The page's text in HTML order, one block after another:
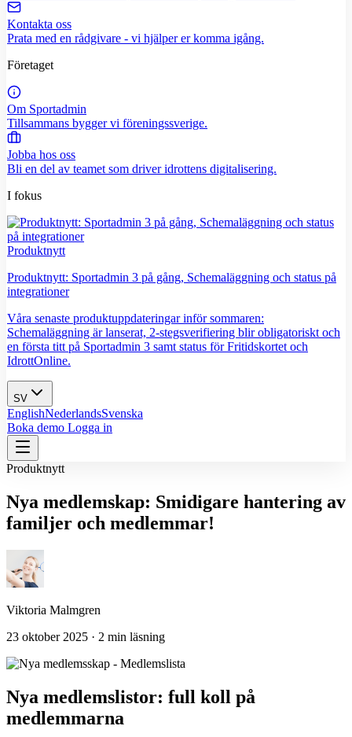
Kontakta oss
Prata med en rådgivare - vi hjälper er komma igång.
Företaget
Om Sportadmin
Tillsammans bygger vi föreningssverige.
Jobba hos oss
Bli en del av teamet som driver idrottens digitalisering.
I fokus
Produktnytt
Produktnytt: Sportadmin 3 på gång, Schemaläggning och status på
integrationer
Våra senaste produktuppdateringar inför sommaren:
Schemaläggning är lanserat, 2-stegsverifiering blir obligatoriskt och
en första titt på Sportadmin 3 samt status för Fritidskortet och
IdrottOnline.
SV
EnglishNederlandsSvenska
Boka demo Logga in
Produktnytt
Nya medlemskap: Smidigare hantering av
familjer och medlemmar!
Viktoria Malmgren
23 oktober 2025 · 2 min läsning
Nya medlemslistor: full koll på
medlemmarna